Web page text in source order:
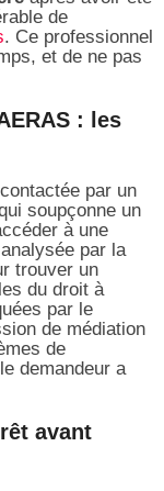
de
. Ce professionnel
et de ne pas
: les
par un
soupçonne un
à une
par la
trouver un
du droit à
par le
de médiation
de
demandeur a
avant